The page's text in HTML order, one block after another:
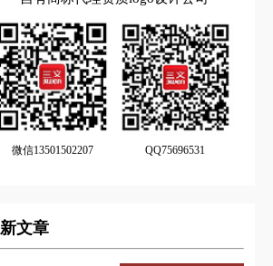
微信13501502207 QQ75696531
文章